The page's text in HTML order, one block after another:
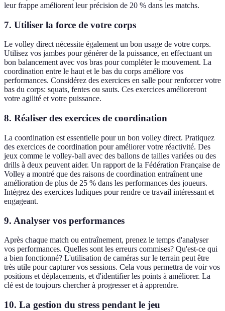
leur frappe améliorent leur précision de 20 % dans les matchs.
7. Utiliser la force de votre corps
Le volley direct nécessite également un bon usage de votre corps.
Utilisez vos jambes pour générer de la puissance, en effectuant un
bon balancement avec vos bras pour compléter le mouvement. La
coordination entre le haut et le bas du corps améliore vos
performances. Considérez des exercices en salle pour renforcer votre
bas du corps: squats, fentes ou sauts. Ces exercices amélioreront
votre agilité et votre puissance.
8. Réaliser des exercices de coordination
La coordination est essentielle pour un bon volley direct. Pratiquez
des exercices de coordination pour améliorer votre réactivité. Des
jeux comme le volley-ball avec des ballons de tailles variées ou des
drills à deux peuvent aider. Un rapport de la Fédération Française de
Volley a montré que des raisons de coordination entraînent une
amélioration de plus de 25 % dans les performances des joueurs.
Intégrez des exercices ludiques pour rendre ce travail intéressant et
engageant.
9. Analyser vos performances
Après chaque match ou entraînement, prenez le temps d'analyser
vos performances. Quelles sont les erreurs commises? Qu'est-ce qui
a bien fonctionné? L'utilisation de caméras sur le terrain peut être
très utile pour capturer vos sessions. Cela vous permettra de voir vos
positions et déplacements, et d'identifier les points à améliorer. La
clé est de toujours chercher à progresser et à apprendre.
10. La gestion du stress pendant le jeu